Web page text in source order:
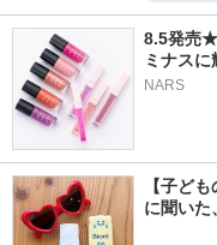
8.5発売★
ミナス
NARS
【子ど
に聞いた